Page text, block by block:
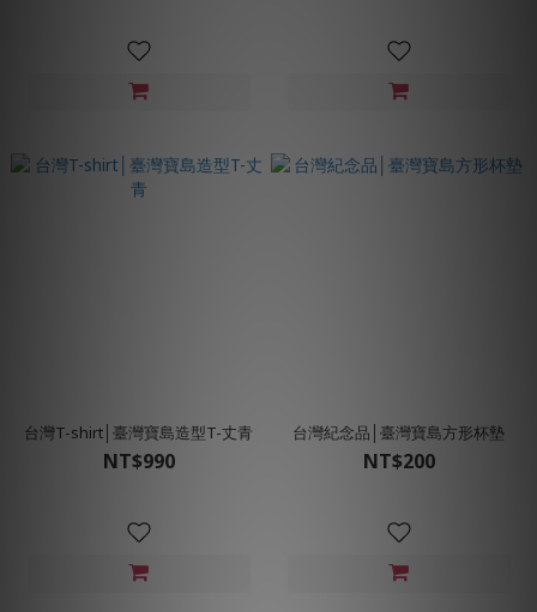
台灣T-shirt│臺灣寶島造型T-丈青
NT$990
台灣紀念品│臺灣寶島方形杯墊
NT$200